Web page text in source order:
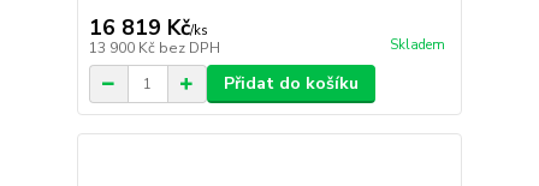
16 819 Kč/ks
13 900 Kč bez DPH Skladem
Přidat do košíku